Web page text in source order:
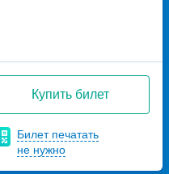
Купить билет
Билет печатать
не нужно